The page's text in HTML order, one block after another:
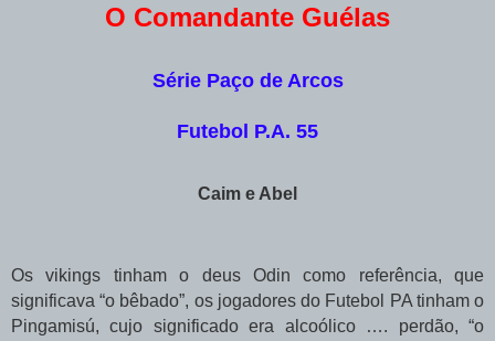
O Comandante Guélas
Série Paço de Arcos
Futebol P.A. 55
Caim e Abel
Os vikings tinham o deus Odin como referência, que
significava “o bêbado”, os jogadores do Futebol PA tinham o
Pingamisú, cujo significado era alcoólico …. perdão, “o